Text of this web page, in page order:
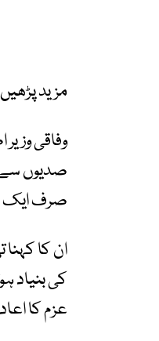
مزید
وفاقی
صدیوں سے
صرف ایک
ان کا
کی بنیاد
عزم کا اعادہ کیا کہ